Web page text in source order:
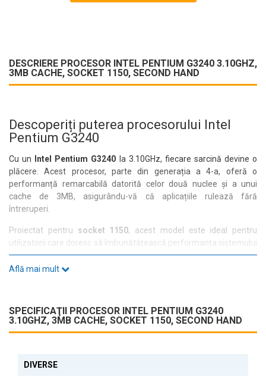
DESCRIERE PROCESOR INTEL PENTIUM G3240 3.10GHZ,
3MB CACHE, SOCKET 1150, SECOND HAND
Descoperiți puterea procesorului Intel
Pentium G3240
Cu un Intel Pentium G3240 la 3.10GHz, fiecare sarcină devine o
plăcere. Acest procesor, parte din generația a 4-a, oferă o
performanță remarcabilă datorită celor două nuclee și a unui
cache de 3MB, asigurându-vă că aplicațiile rulează fără
întreruperi.
Proiectat pentru socket 1150, acest model este ideal pentru
utilizatorii care doresc să îmbunătățească performanța sistemului
lor fără a face un compromis asupra bugetului. Deși se livrează
fără cutie sau cooler, procesorul își păstrează eficiența și
Fie că doriți să construiți un sistem de birou sau să îmbunătățiți un
PC existent, Intel Pentium G3240 este soluția perfectă pentru a
divertisment.
Află mai mult
SPECIFICAŢII PROCESOR INTEL PENTIUM G3240
3.10GHZ, 3MB CACHE, SOCKET 1150, SECOND HAND
DIVERSE